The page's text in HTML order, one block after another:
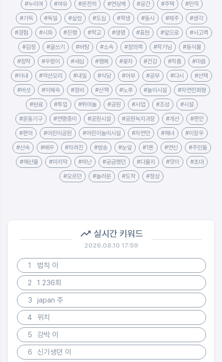
#누리며 #여유 #온전히 #연상케 #공간 #주택 #만끽
#가득 #독일 #싶었 #도심 #학생 #동시 #제주 #생각
#경험 #시화 #진행 #학교 #생명 #표현 #앞으로 #사고력
#감정 #글쓰기 #바탕 #소속 #창의력 #작가님 #동식물
#창작 #우렁이 #세심 #행복 #꽃차 #건강 #작품 #마음
#아내 #약선오리 #내일 #식당 #어부 #공부 #다시 #선택
#버섯 #이혜숙 #정비 #산책 #노후 #놀이시설 #자연친화형
#완료 #투입 #뛰어놀 #공원 #사업 #조성 #시설
#운동기구 #연령층이 #공원시설 #공원녹지과장 #개선 #편안
#편의 #어린이공원 #어린이놀이시설 #자연인 #해녀 #이장우
#산속 #배우 #차려진 #방송 #눈앞 #1톤 #연신 #주민들
#해산물 #마지막 #떠난 #궁금했던 #다물지 #맛이 #초대
#오르던 #놀라운 #도착 #정상
실시간 키워드
2026.08.10 17:59
1
법칙 이
2
1 236회
3
japan 주
4
위치
5
강박 이
6
신기생뎐 이